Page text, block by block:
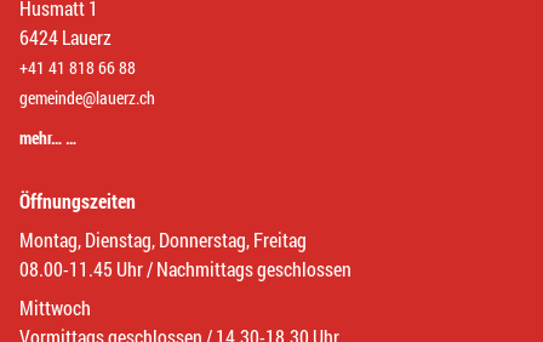
Husmatt 1
6424 Lauerz
+41 41 818 66 88
gemeinde@lauerz.ch
mehr… …
Öffnungszeiten
Montag, Dienstag, Donnerstag, Freitag
08.00-11.45 Uhr / Nachmittags geschlossen
Mittwoch
Vormittags geschlossen / 14.30-18.30 Uhr